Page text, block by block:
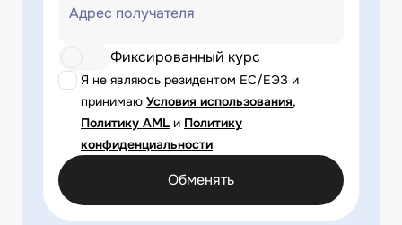
Адрес получателя
Я не являюсь резидентом ЕС/ЕЭЗ и
принимаю Условия использования,
Политику AML и Политику
конфиденциальности
Фиксированный курс
Обменять